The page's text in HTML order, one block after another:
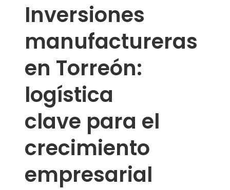
Inversiones
manufactureras
en Torreón:
logística
clave para el
crecimiento
empresarial